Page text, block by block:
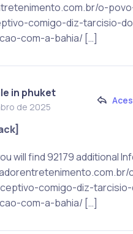
o-
comigo-diz-tarcisio-
com-a-bahia/ […]
in phuket
de 2025
will find 92179 additional
comigo-diz-
com-a-bahia/ […]